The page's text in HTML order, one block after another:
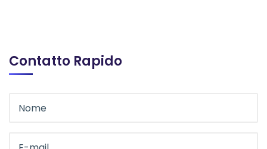
Contatto Rapido